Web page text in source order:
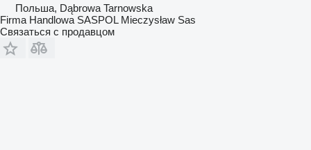
Польша, Dąbrowa Tarnowska
Firma Handlowa SASPOL Mieczysław Sas
Связаться с продавцом